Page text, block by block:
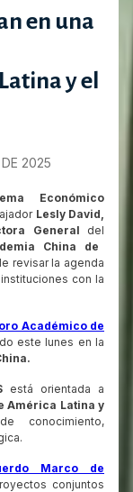
en una
y el
2025
Económico
Lesly David,
General del
China de
revisar la agenda
con la
Académico de
este lunes en la
está orientada a
América Latina y
conocimiento,
Marco de
conjuntos